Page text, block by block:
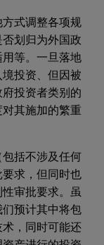
式调整各项规
划归为外国政
等。一旦落地
投资、但因被
投资者类别的
其施加的繁重
括不涉及任何
求，但同时也
审批要求。虽
预计其中将包
，同时可能还